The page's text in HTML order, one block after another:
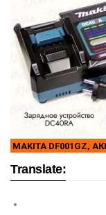
MAKITA DF001GZ,
Translate: